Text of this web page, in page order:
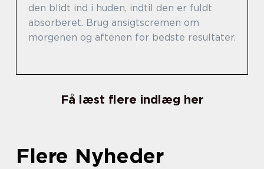
den blidt ind i huden, indtil den er fuldt
absorberet. Brug ansigtscremen om
morgenen og aftenen for bedste resultater.
Få læst flere indlæg her
Flere Nyheder